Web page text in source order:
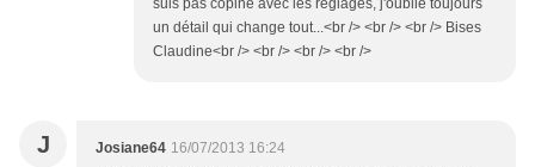
suis pas copine avec les réglages, j'oublie toujours
un détail qui change tout...<br /> <br /> <br /> Bises
Claudine<br /> <br /> <br /> <br />
J Josiane64 16/07/2013 16:24